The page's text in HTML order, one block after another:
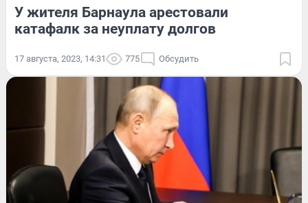
У жителя Барнаула арестовали
катафалк за неуплату долгов
17 августа, 2023, 14:31 775 Обсудить